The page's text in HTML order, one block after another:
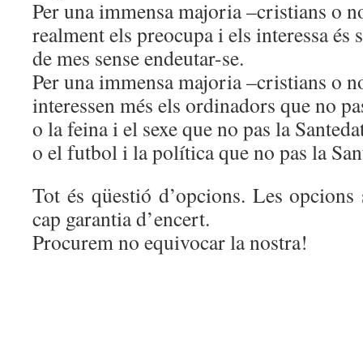
Per una immensa majoria –cristians o
realment els preocupa i els interessa
de mes sense endeutar-se.
Per una immensa majoria –cristians o
interessen més els ordinadors que no
o la feina i el sexe que no pas la
o el futbol i la política que no pas la
Tot és qüestió d’opcions. Les
cap garantia d’encert.
Procurem no equivocar la nostra!